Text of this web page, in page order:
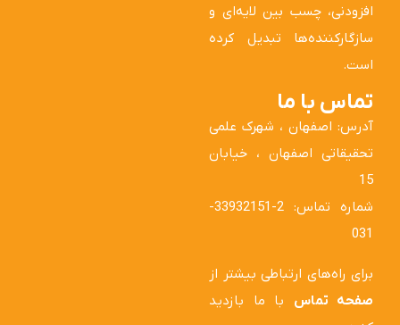
افزودنی، چسب بین لایه‌ای و
سازگارکننده‌ها تبدیل کرده
است.
تماس با ما
آدرس: اصفهان ، شهرک علمی
تحقیقاتی اصفهان ، خیابان
15
شماره تماس: 2-33932151-
031
برای راه‌های ارتباطی بیشتر از
صفحه تماس با ما بازدید